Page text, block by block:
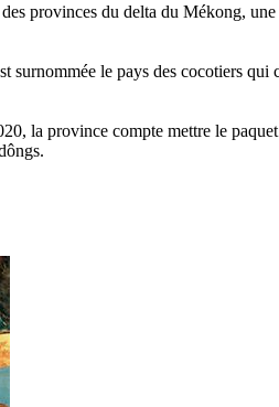
provinces du delta du Mékong,
le pays des cocotiers
la province compte mettre le